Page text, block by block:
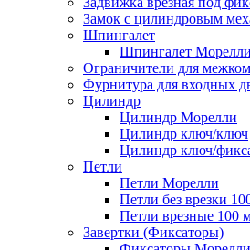
Замок с цилиндровым
Шпингалет
Шпингалет Морелли
Ограничители для
Фурнитура для входных
Цилиндр
Цилиндр Морелли
Цилиндр ключ/ключ
Цилиндр ключ/
Петли
Петли Морелли
Петли без врезки
Петли врезные 100
Завертки (Фиксаторы)